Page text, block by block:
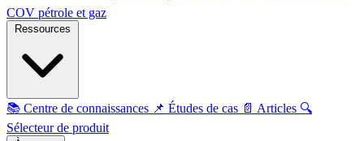
COV pétrole et gaz
📚 Centre de connaissances 📌 Études de cas 📄 Articles 🔍
Sélecteur de produit